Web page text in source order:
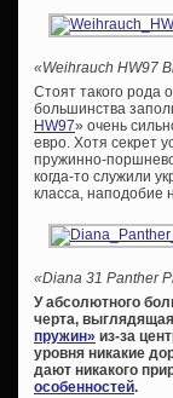
«Weihrauch HW97
Стоят такого рода
большинства
HW97» очень
евро. Хотя секрет
пружинно-
когда-то служили
класса, наподобие
«Diana 31 Panther
У абсолютного
черта,
пружин» из-за
уровня никакие
дают никакого
особенностей.